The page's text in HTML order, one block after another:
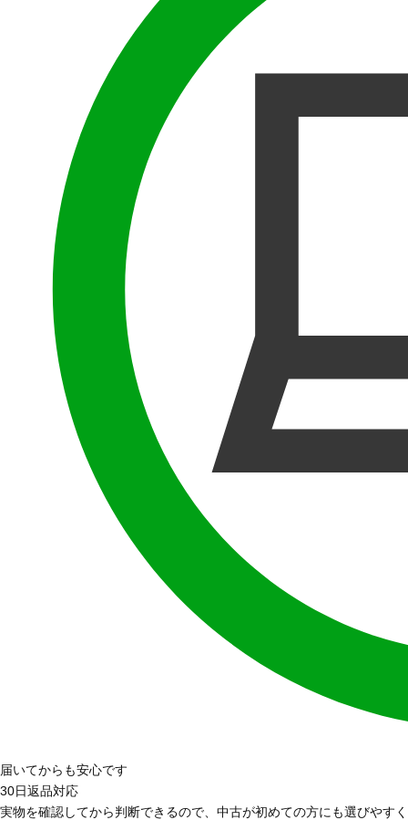
届いてからも安心です
30日返品対応
実物を確認してから判断できるので、中古が初めての方にも選びやす